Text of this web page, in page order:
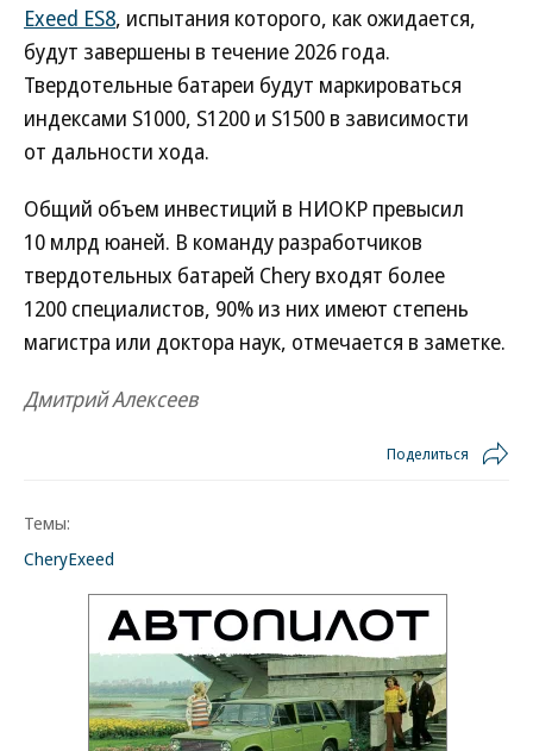
Exeed ES8, испытания которого, как ожидается,
будут завершены в течение 2026 года.
Твердотельные батареи будут маркироваться
индексами S1000, S1200 и S1500 в зависимости
от дальности хода.
Общий объем инвестиций в НИОКР превысил
10 млрд юаней. В команду разработчиков
твердотельных батарей Chery входят более
1200 специалистов, 90% из них имеют степень
магистра или доктора наук, отмечается в заметке.
Дмитрий Алексеев
Поделиться
Темы:
CheryExeed